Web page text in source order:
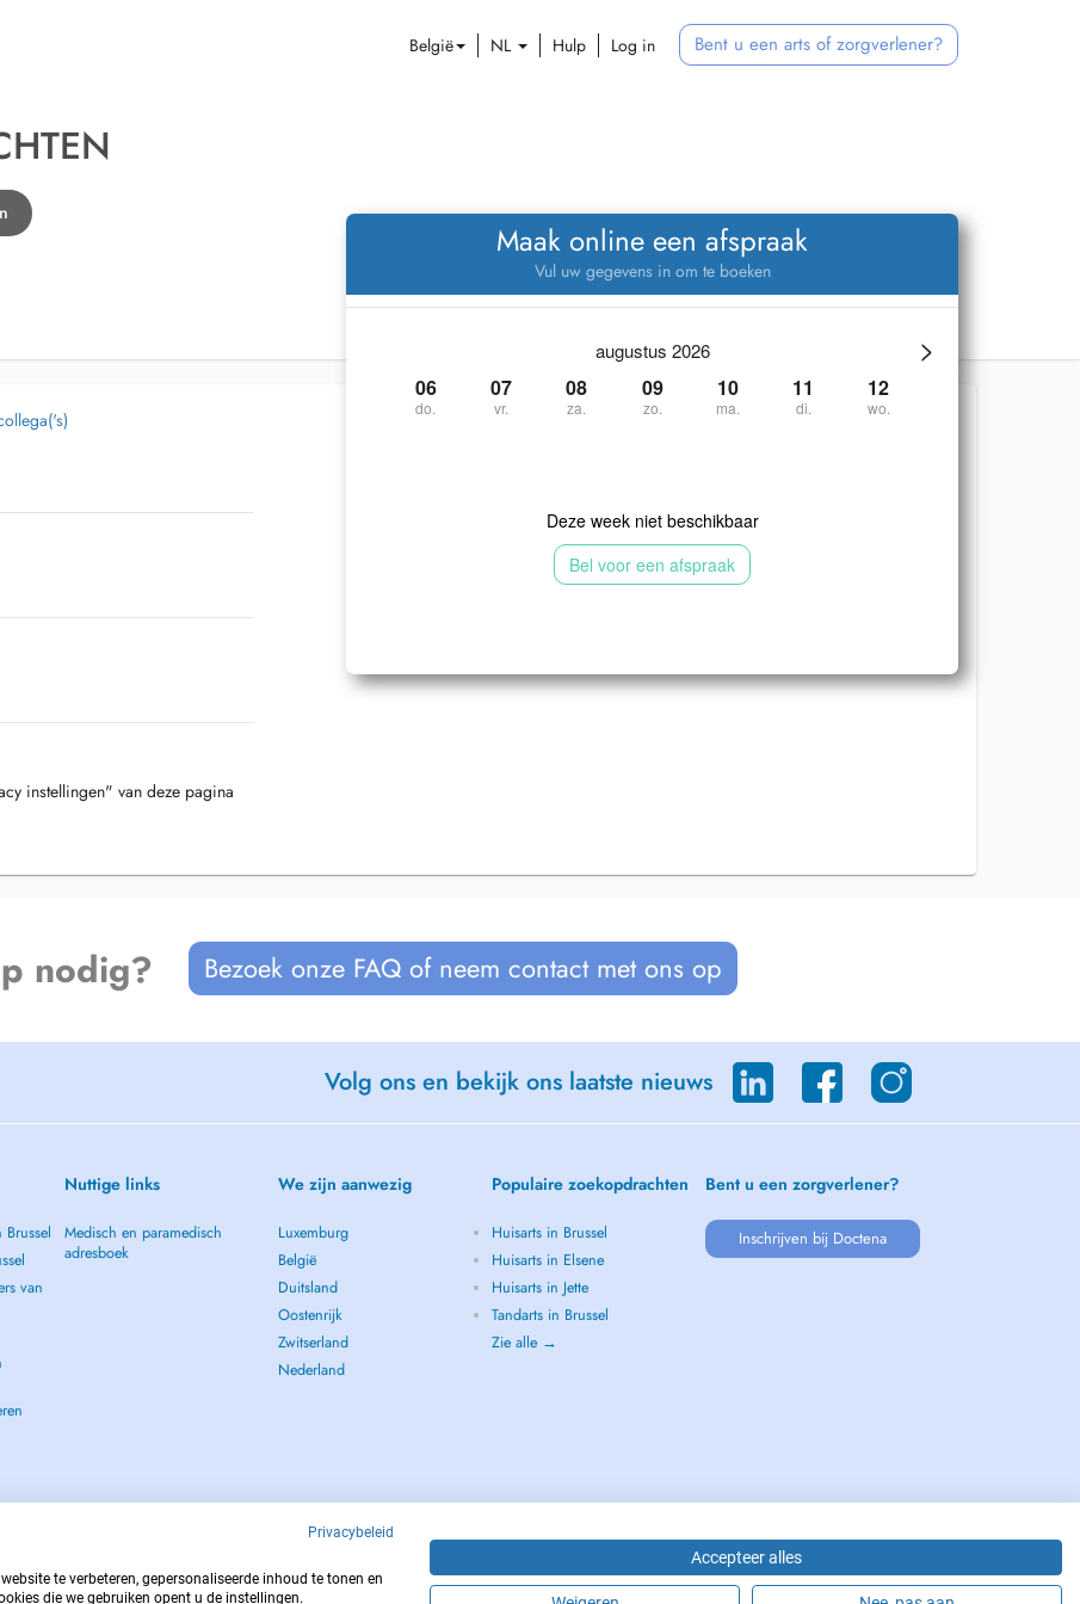
België NL Hulp Log in Bent u een arts of zorgverlener?
Maak online een afspraak
Vul uw gegevens in om te boeken
>
augustus 2026
06
do.
07
vr.
08
za.
09
zo.
10
ma.
11
di.
12
wo.
Deze week niet beschikbaar
Bel voor een afspraak
instellingen" van deze pagina
nodig? Bezoek onze FAQ of neem contact met ons op
Volg ons en bekijk ons laatste nieuws
van
Nuttige links
Medisch en paramedisch
adresboek
We zijn aanwezig
Luxemburg
België
Duitsland
Oostenrijk
Zwitserland
Nederland
Populaire zoekopdrachten
Huisarts in Brussel
Huisarts in Elsene
Huisarts in Jette
Tandarts in Brussel
Zie alle →
Bent u een zorgverlener?
Inschrijven bij Doctena
Privacybeleid
te verbeteren, gepersonaliseerde inhoud te tonen en
die we gebruiken opent u de instellingen.
Accepteer alles